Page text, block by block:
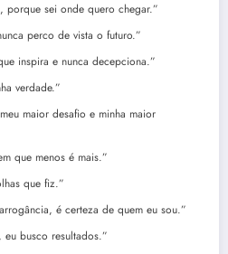
porque sei onde quero chegar.”
perco de vista o futuro.”
inspira e nunca decepciona.”
verdade.”
maior desafio e minha maior
que menos é mais.”
que fiz.”
é certeza de quem eu sou.”
busco resultados.”